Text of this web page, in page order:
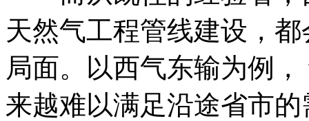
天然气工程管线建设，
局面。以西气东输为例
来越难以满足沿途省市